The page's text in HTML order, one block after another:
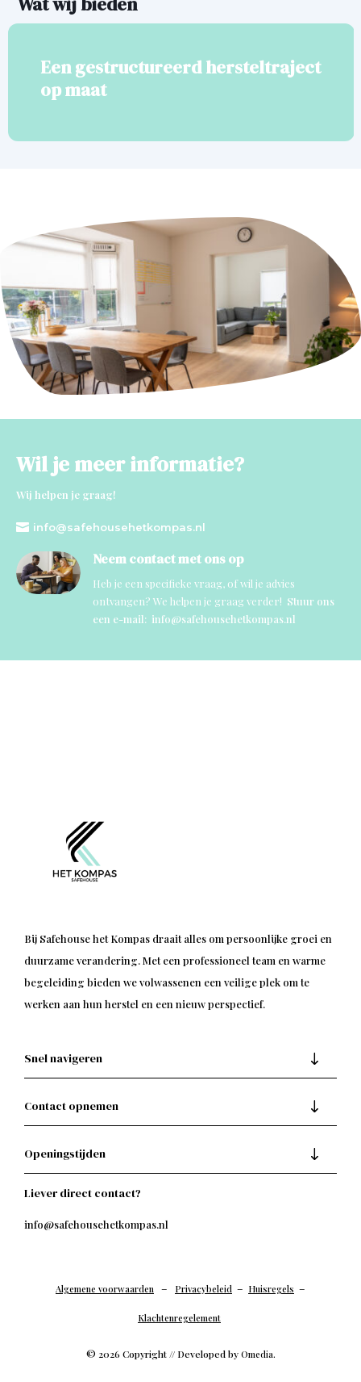
Een gestructureerd hersteltraject
op maat
Wil je meer informatie?
Wij helpen je graag!
 info@safehousehetkompas.nl
Neem contact met ons op
Heb je een specifieke vraag, of wil je advies
ontvangen? We helpen je graag verder! Stuur ons
een e-mail: info@safehousehetkompas.nl
Bij Safehouse het Kompas draait alles om persoonlijke groei en
duurzame verandering. Met een professioneel team en warme
begeleiding bieden we volwassenen een veilige plek om te
werken aan hun herstel en een nieuw perspectief.
Snel navigeren
Contact opnemen
Openingstijden
Liever direct contact?
info@safehousehetkompas.nl
Algemene voorwaarden – Privacybeleid – Huisregels –
Klachtenregelement
© 2026 Copyright // Developed by Omedia.